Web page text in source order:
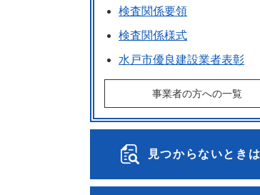
検査関係要領
検査関係様式
水戸市優良建設業者表彰
事業者の方への一覧
見つからないときは